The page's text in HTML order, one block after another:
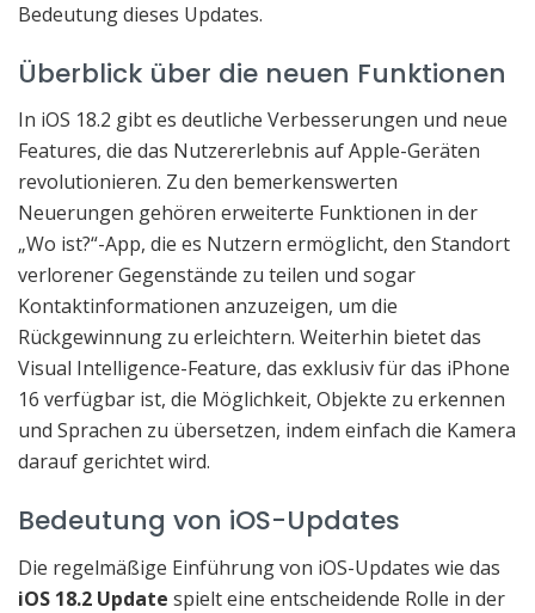
Bedeutung dieses Updates.
Überblick über die neuen Funktionen
In iOS 18.2 gibt es deutliche Verbesserungen und neue
Features, die das Nutzererlebnis auf Apple-Geräten
revolutionieren. Zu den bemerkenswerten
Neuerungen gehören erweiterte Funktionen in der
„Wo ist?“-App, die es Nutzern ermöglicht, den Standort
verlorener Gegenstände zu teilen und sogar
Kontaktinformationen anzuzeigen, um die
Rückgewinnung zu erleichtern. Weiterhin bietet das
Visual Intelligence-Feature, das exklusiv für das iPhone
16 verfügbar ist, die Möglichkeit, Objekte zu erkennen
und Sprachen zu übersetzen, indem einfach die Kamera
darauf gerichtet wird.
Bedeutung von iOS-Updates
Die regelmäßige Einführung von iOS-Updates wie das
iOS 18.2 Update spielt eine entscheidende Rolle in der